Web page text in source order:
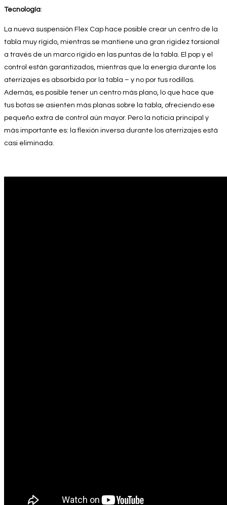
Tecnología:
La nueva suspensión Flex Cap hace posible crear un centro de la
tabla muy rígido, mientras se mantiene una gran rigidez torsional
a través de un marco rígido en las puntas de la tabla. El pop y el
control están garantizados, mientras que la energía durante los
aterrizajes es absorbida por la tabla – y no por tus rodillas.
Además, es posible tener un centro más plano, lo que hace que
tus botas se asienten más planas sobre la tabla, ofreciendo ese
pequeño extra de control aún mayor. Pero la noticia principal y
más importante es: la flexión inversa durante los aterrizajes está
casi eliminada.